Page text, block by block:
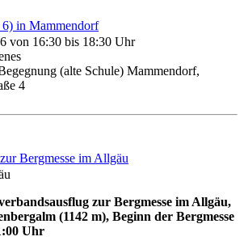
in Mammendorf
von 16:30 bis 18:30 Uhr
(alte Schule) Mammendorf,
4
Bergmesse im Allgäu
zur Bergmesse im Allgäu,
(1142 m), Beginn der Bergmesse
Uhr